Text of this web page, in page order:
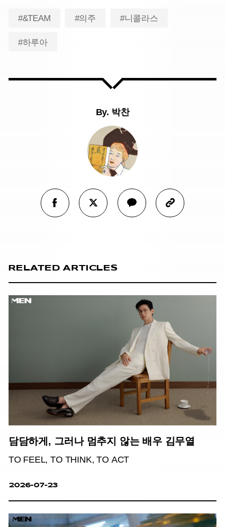
#&TEAM #의주 #니콜라스
#하루아
By. 박찬
RELATED ARTICLES
담담하게, 그러나 멈추지 않는 배우 김무열
TO FEEL, TO THINK, TO ACT
2026-07-23